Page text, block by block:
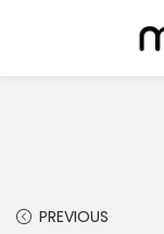
PREVIOUS